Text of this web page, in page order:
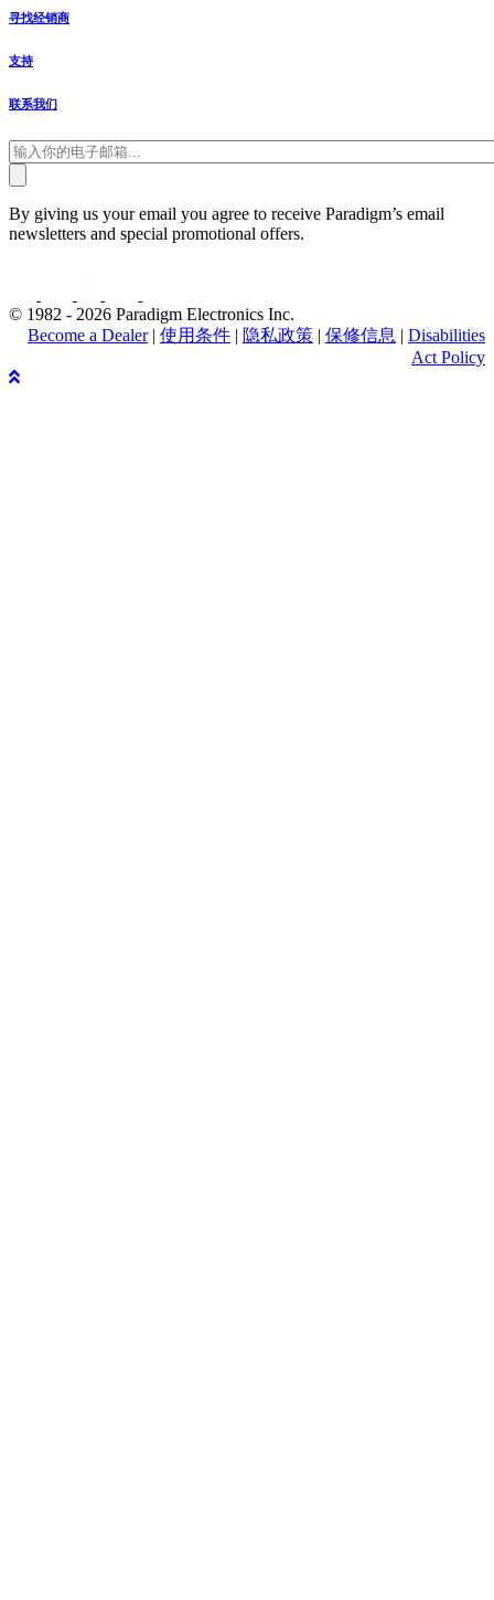
寻找经销商
支持
联系我们
By giving us your email you agree to receive Paradigm’s email
newsletters and special promotional offers.
© 1982 - 2026 Paradigm Electronics Inc.
Become a Dealer| 使用条件 | 隐私政策 | 保修信息 | Disabilities
Act Policy